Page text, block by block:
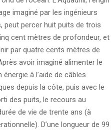
imaginé par les ingénieurs
peut percer huit puits de trois
cent mètres de profondeur, et
par quatre cents mètres de
avoir imaginé alimenter le
énergie à l’aide de câbles
depuis la côte, puis avec le
des puits, le recours au
de vie de trente ans (à
D’une longueur de 99